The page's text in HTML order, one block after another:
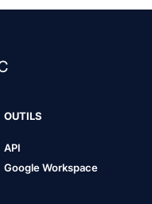
OUTILS
API
Google Workspace